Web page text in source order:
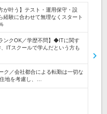
が叶う】テスト・運用保守・設
経験に合わせて無理なくスタート
ンクOK／学歴不問】◆ITに関す
ITスクールで学んだという方も
ク／会社都合による転勤は一切な
地を考慮し、…